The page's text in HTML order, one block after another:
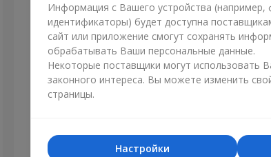
Информация с Вашего устройства (например,
идентификаторы) будет доступна
сайт или приложение смогут сохранять
обрабатывать Ваши персональные данные.
Некоторые поставщики могут использовать
законного интереса. Вы можете изменить
страницы.
Настройки